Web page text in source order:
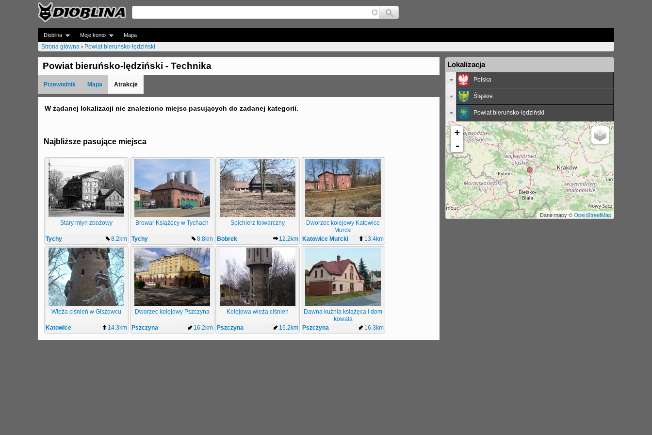
Jump to navigation
Dioblina Moje konto Mapa
J
e
s
Strona główna › Powiat bieruńsko-lędziński
Powiat bieruńsko-lędziński - Technika
Przewodnik Mapa Atrakcje
W żądanej lokalizacji nie znaleziono miejsc pasujących do zadanej kategorii.
Najbliższe pasujące miejsca
Stary młyn zbożowy
Tychy 8.2km
Browar Książęcy w Tychach
Tychy 8.8km
Spichlerz folwarczny
Bobrek 12.2km
Dworzec kolejowy Katowice
Murcki
Katowice Murcki
13.4km
Wieża ciśnień w Giszowcu
Katowice 14.3km
Dworzec kolejowy Pszczyna
Pszczyna 16.2km
Kolejowa wieża ciśnień
Pszczyna 16.2km
Dawna kuźnia książęca i dom
kowala
Pszczyna
16.3km
Lokalizacja
Polska
Śląskie
Powiat bieruńsko-lędziński
+
-
Dane mapy ©OpenStreetMap